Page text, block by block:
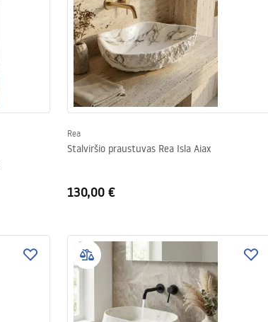
Rea
Stalviršio praustuvas Rea Isla Aiax
130,00 €